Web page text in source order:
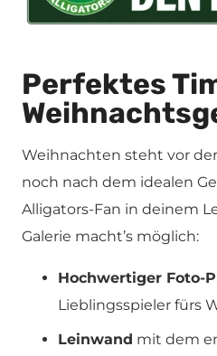
Perfektes
Weihnachten steht vor
noch nach dem idealen
Alligators-Fan in deinem
Galerie macht’s möglich:
Hochwertiger Foto-
Lieblingsspieler fürs
Leinwand mit dem